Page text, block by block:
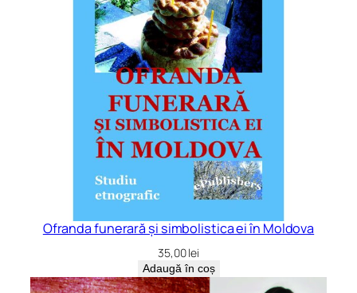
Ofranda funerară și simbolistica ei în Moldova
35,00lei
Adaugă în coș